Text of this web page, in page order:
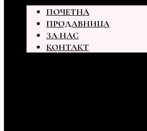
ПОЧЕТНА
ПРОДАВНИЦА
ЗА НАС
КОНТАКТ